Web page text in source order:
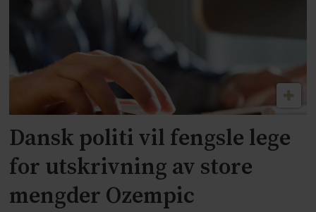
Dansk politi vil fengsle lege
for utskrivning av store
mengder Ozempic